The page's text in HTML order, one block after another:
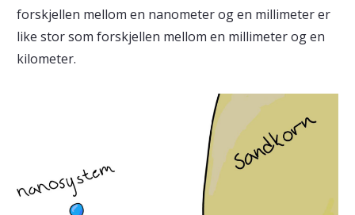
forskjellen mellom en nanometer og en millimeter er
like stor som forskjellen mellom en millimeter og en
kilometer.